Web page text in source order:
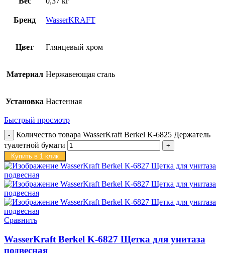
Бренд WasserKRAFT
Цвет Глянцевый хром
Материал Нержавеющая сталь
Установка Настенная
Быстрый просмотр
Количество товара WasserKraft Berkel K-6825 Держатель
туалетной бумаги
Купить в 1 клик
Сравнить
WasserKraft Berkel K-6827 Щетка для унитаза
подвесная